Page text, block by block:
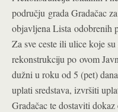
području grada Gradačac
objavljena Lista odobrenih
Za sve ceste ili ulice koje
rekonstrukciju po ovom
dužni u roku od 5 (pet)
uplati sredstava, izvršiti
Gradačac te dostaviti